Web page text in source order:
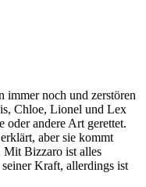
noch und zerstören
Chloe, Lionel und Lex
oder andere Art gerettet.
aber sie kommt
Mit Bizzaro ist alles
Kraft, allerdings ist